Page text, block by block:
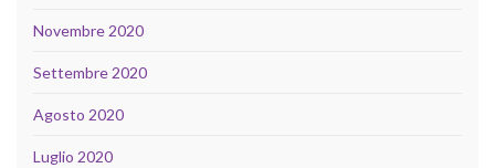
Novembre 2020
Settembre 2020
Agosto 2020
Luglio 2020